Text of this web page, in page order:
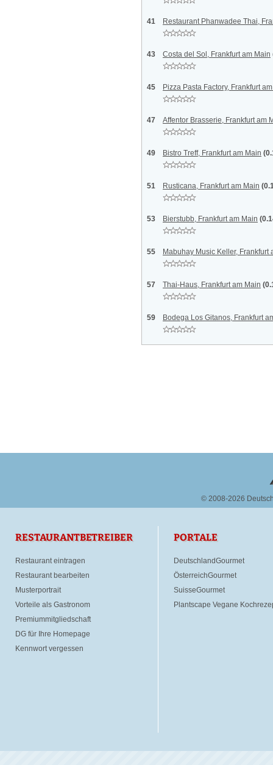
41 Restaurant Phanwadee Thai,
43 Costa del Sol, Frankfurt am Main
45 Pizza Pasta Factory, Frankfurt
47 Affentor Brasserie, Frankfurt am
49 Bistro Treff, Frankfurt am Main
51 Rusticana, Frankfurt am Main
53 Bierstubb, Frankfurt am Main
55 Mabuhay Music Keller, Frankfurt
57 Thai-Haus, Frankfurt am Main
59 Bodega Los Gitanos, Frankfurt
© 2008-2026
RESTAURANTBETREIBER
Restaurant eintragen
Restaurant bearbeiten
Musterportrait
Vorteile als Gastronom
Premiummitgliedschaft
DG für Ihre Homepage
Kennwort vergessen
PORTALE
DeutschlandGourmet
ÖsterreichGourmet
SuisseGourmet
Plantscape Vegane